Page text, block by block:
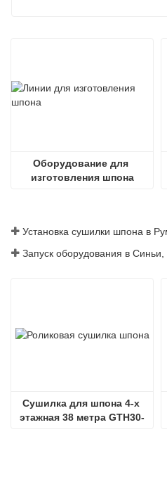
Оборудование для
изготовления шпона
Сушилка для шпона 4-х
этажная 38 метра GTH30-